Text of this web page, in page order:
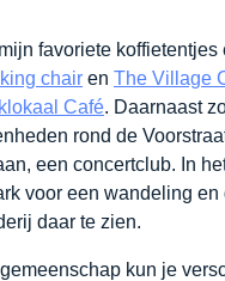
favoriete koffietentjes
chair en The Village
Café. Daarnaast
rond de
een concertclub. In
voor een wandeling en
daar te zien.
kun je